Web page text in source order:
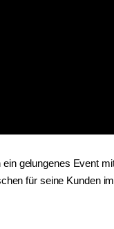
gelungenes Event
für seine Kunden